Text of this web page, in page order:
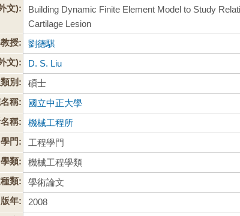
文):
Building Dynamic Finite Element Model to Study
Cartilage Lesion
授:
劉德騏
文):
D. S. Liu
別:
碩士
稱:
國立中正大學
稱:
機械工程所
學門:
工程學門
學類:
機械工程學類
類:
學術論文
年:
2008